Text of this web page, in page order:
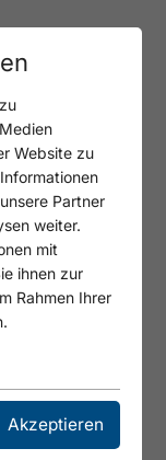
&
Website zu
Partner
weiter.
mit
ihnen zur
Rahmen Ihrer
Akzeptieren